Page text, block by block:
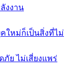
งงาน
คใหม่ก็เป็นสิ่งที่ไม่
ภัย ไม่เสี่ยงแพร่